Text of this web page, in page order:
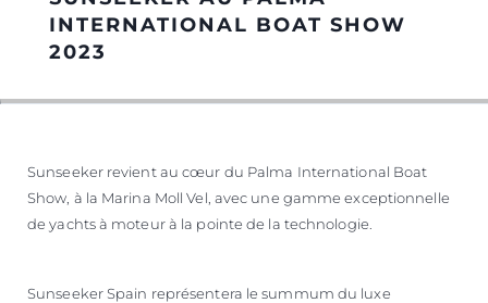
NOTRE HÉRITAGE
ESTIMEZ VOTRE BATEAU
INTERNATIONAL BOAT SHOW
2023
Sunseeker revient au cœur du Palma International Boat
Show, à la Marina Moll Vel, avec une gamme exceptionnelle
de yachts à moteur à la pointe de la technologie.
Sunseeker Spain représentera le summum du luxe